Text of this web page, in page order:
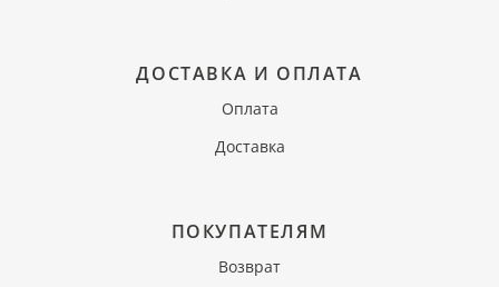
ДОСТАВКА И ОПЛАТА
Оплата
Доставка
ПОКУПАТЕЛЯМ
Возврат